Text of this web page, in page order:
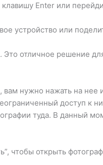
Enter или
устройство или
отличное решение
нужно нажать на нее
доступ к
туда. В данный
чтобы открыть